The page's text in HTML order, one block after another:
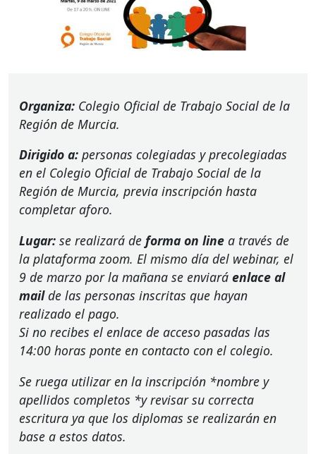
Organiza: Colegio Oficial de Trabajo Social de la
Región de Murcia.
Dirigido a: personas colegiadas y precolegiadas
en el Colegio Oficial de Trabajo Social de la
Región de Murcia, previa inscripción hasta
completar aforo.
Lugar: se realizará de forma on line a través de
la plataforma zoom. El mismo día del webinar, el
9 de marzo por la mañana se enviará enlace al
mailde las personas inscritas que hayan
realizado el pago.
Si no recibes el enlace de acceso pasadas las
14:00 horas ponte en contacto con el colegio.
Se ruega utilizar en la inscripción *nombre y
apellidos completos *y revisar su correcta
escritura ya que los diplomas se realizarán en
base a estos datos.